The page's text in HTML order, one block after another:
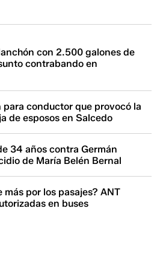
con 2.500 galones de
contrabando en
para conductor que provocó la
de esposos en Salcedo
34 años contra Germán
de María Belén Bernal
por los pasajes? ANT
en buses